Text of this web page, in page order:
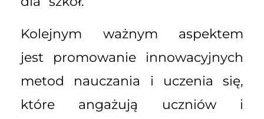
Kolejnym ważnym aspektem
jest promowanie innowacyjnych
metod nauczania i uczenia się,
które angażują uczniów i